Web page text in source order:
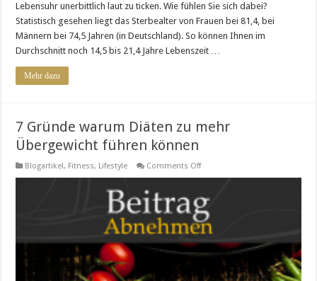
Lebensuhr unerbittlich laut zu ticken. Wie fühlen Sie sich dabei?
Statistisch gesehen liegt das Sterbealter von Frauen bei 81,4, bei
Männern bei 74,5 Jahren (in Deutschland). So können Ihnen im
Durchschnitt noch 14,5 bis 21,4 Jahre Lebenszeit …
Mehr dazu
7 Gründe warum Diäten zu mehr
Übergewicht führen können
Blogartikel, Fitness, Lifestyle Comments Offon
Diäten
zu
mehr
Übergewicht
können